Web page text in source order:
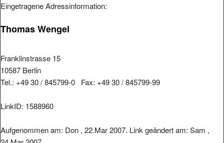
Eingetragene Adressinformation:
Thomas Wengel
Franklinstrasse 15
10587 Berlin
Tel.: +49 30 / 845799-0 Fax: +49 30 / 845799-99
LinkID: 1588960
Aufgenommen am: Don , 22.Mar 2007. Link geändert am: Sam ,